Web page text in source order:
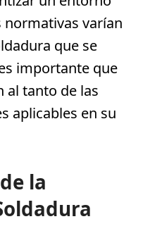
normativas varían
que se
importante que
al tanto de las
aplicables en su
la